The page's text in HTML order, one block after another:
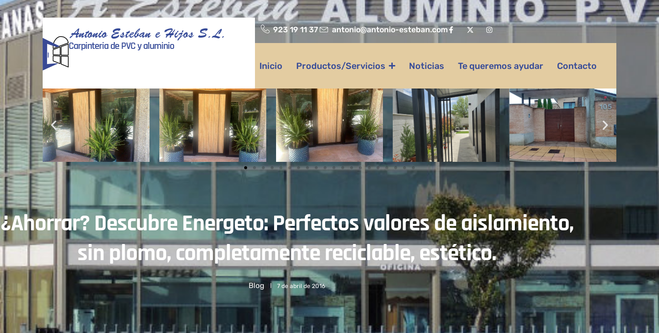
Antonio Esteban e Hijos S.L.
Carpinteria de PVC y aluminio
923 19 11 37 antonio@antonio-esteban.com
Inicio Productos/Servicios Noticias Te queremos ayudar Contacto
¿Ahorrar? Descubre Energeto: Perfectos valores de aislamiento,
sin plomo, completamente reciclable, estético.
Blog 7 de abril de 2016